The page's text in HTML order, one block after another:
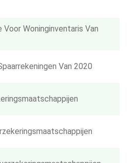
Woninginventaris Van
Van 2020